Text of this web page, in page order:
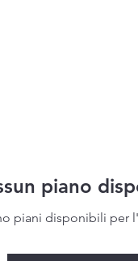
piano
piani disponibili per